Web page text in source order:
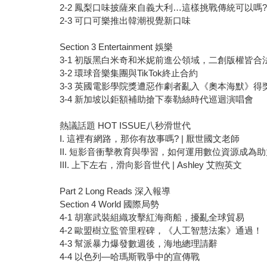
2-2 鳳梨口味披薩來自義大利…這樣挑戰傳統可以嗎?
2-3 可口可樂推出韓潮視覺新口味
Section 3 Entertainment 娛樂
3-1 初版黑白米奇和米妮前進公領域，二創版權皆合
3-2 環球音樂集團與TikTok終止合約
3-3 英國電影學院獎遭惡作劇者亂入《奧本海默》得
3-4 新加坡以鉅額補助搶下泰勒絲時代巡迴演唱會
熱議話題 HOT ISSUE八秒滑世代
I. 這裡有網路，那你有故事嗎? | 厭世國文老師
II. 短影音衝擊教育與學習，如何運用數位資源成為
III. 上下左右，滑向影音世代 | Ashley 艾煦英文
Part 2 Long Reads 深入報導
Section 4 World 國際局勢
4-1 胡塞武裝組織攻擊紅海商船，擾亂全球貿易
4-2 歐盟樹立監管里程碑，《人工智慧法案》通過！
4-3 幫派暴力爆發數週後，海地總理請辭
4-4 以色列—哈瑪斯戰爭中的宣傳戰